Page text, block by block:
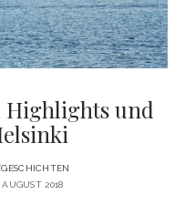
youtubeinstagram
Highlights und
2018